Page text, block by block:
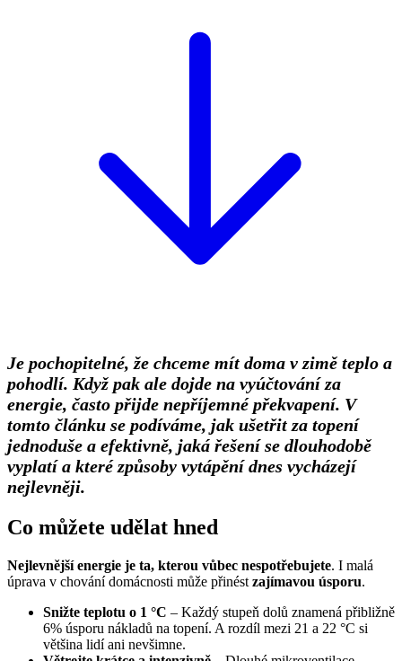
Je pochopitelné, že chceme mít doma v zimě teplo a
pohodlí. Když pak ale dojde na vyúčtování za
energie, často přijde nepříjemné překvapení. V
tomto článku se podíváme, jak ušetřit za topení
jednoduše a efektivně, jaká řešení se dlouhodobě
vyplatí a které způsoby vytápění dnes vycházejí
nejlevněji.
Co můžete udělat hned
Nejlevnější energie je ta, kterou vůbec nespotřebujete. I malá
úprava v chování domácnosti může přinést zajímavou úsporu.
Snižte teplotu o 1 °C – Každý stupeň dolů znamená přibližně
6% úsporu nákladů na topení. A rozdíl mezi 21 a 22 °C si
většina lidí ani nevšimne.